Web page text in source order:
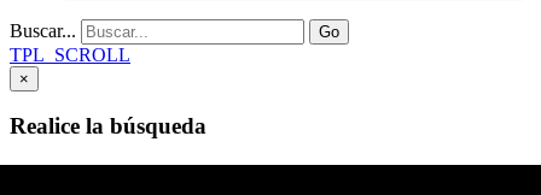
Buscar... Go
TPL_SCROLL
×
Realice la búsqueda